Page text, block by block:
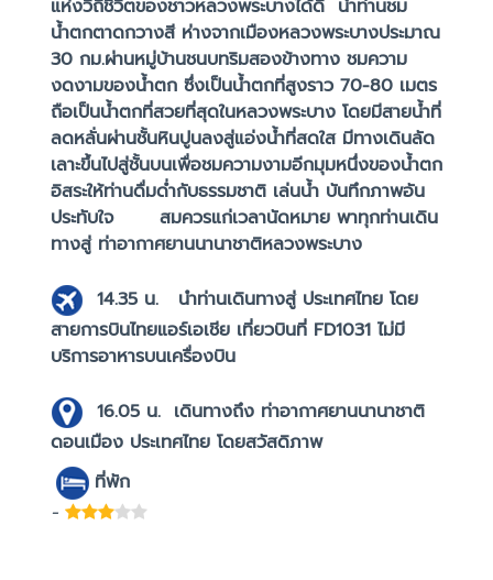
แห่งวิถีชีวิตของชาวหลวงพระบางได้ดี นำท่านชม
น้ำตกตาดกวางสี ห่างจากเมืองหลวงพระบางประมาณ
30 กม.ผ่านหมู่บ้านชนบทริมสองข้างทาง ชมความ
งดงามของน้ำตก ซึ่งเป็นน้ำตกที่สูงราว 70-80 เมตร
ถือเป็นน้ำตกที่สวยที่สุดในหลวงพระบาง โดยมีสายน้ำที่
ลดหลั่นผ่านชั้นหินปูนลงสู่แอ่งน้ำที่สดใส มีทางเดินลัด
เลาะขึ้นไปสู่ชั้นบนเพื่อชมความงามอีกมุมหนึ่งของน้ำตก
อิสระให้ท่านดื่มด่ำกับธรรมชาติ เล่นน้ำ บันทึกภาพอัน
ประทับใจ
สมควรแก่เวลานัดหมาย พาทุกท่านเดิน
ทางสู่ ท่าอากาศยานนานาชาติหลวงพระบาง
14.35 น.
นำท่านเดินทางสู่ ประเทศไทย โดย
สายการบินไทยแอร์เอเชีย เที่ยวบินที่ FD1031 ไม่มี
บริการอาหารบนเครื่องบิน
16.05 น. เดินทางถึง ท่าอากาศยานนานาชาติ
ดอนเมือง ประเทศไทย โดยสวัสดิภาพ
ที่พัก
-